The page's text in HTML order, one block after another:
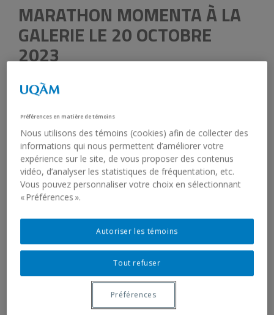
MARATHON MOMENTA À LA
GALERIE LE 20 OCTOBRE
2023
18 Oct 2023
édition 2023, l’équipe de
inviter à son marathon en compagnie de la commissaireJi-
Yoon Han.
À cette occasion, la Galerie de l’UQAM ouvrira
exceptionnellement ses salles à 9 h 30 le vendredi 20
octobre 2023. Au plaisir de vous y retrouver!
Horaire des visites :
20 octobre 2023
9h30 : Galerie de l’UQAM
Préférences en matière de témoins
Nous utilisons des témoins (cookies) afin de collecter des
informations qui nous permettent d’améliorer votre
expérience sur le site, de vous proposer des contenus
vidéo, d’analyser les statistiques de fréquentation, etc.
Vous pouvez personnaliser votre choix en sélectionnant
« Préférences ».
Tout refuser
Autoriser les témoins
Préférences